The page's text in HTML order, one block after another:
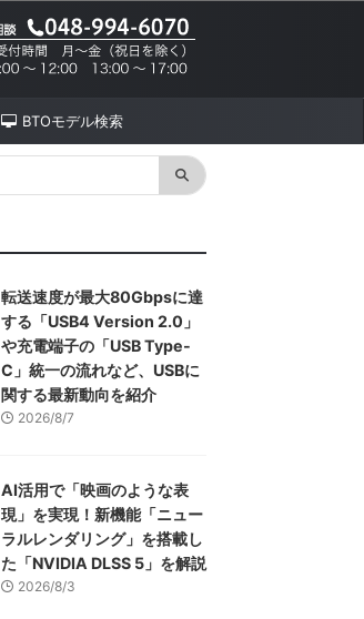
BTOモデル検索
転送速度が最大80Gbpsに達
する「USB4 Version 2.0」
や充電端子の「USB Type-
C」統一の流れなど、USBに
関する最新動向を紹介
2026/8/7
AI活用で「映画のような表
現」を実現！新機能「ニュー
ラルレンダリング」を搭載し
た「NVIDIA DLSS 5」を解説
2026/8/3